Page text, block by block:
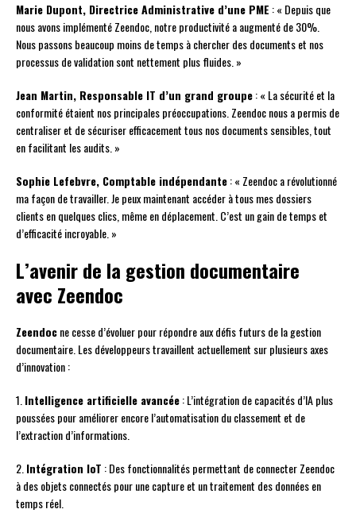
Marie Dupont, Directrice Administrative d’une PME : « Depuis que
nous avons implémenté Zeendoc, notre productivité a augmenté de 30%.
Nous passons beaucoup moins de temps à chercher des documents et nos
processus de validation sont nettement plus fluides. »
Jean Martin, Responsable IT d’un grand groupe: « La sécurité et la
conformité étaient nos principales préoccupations. Zeendoc nous a permis de
centraliser et de sécuriser efficacement tous nos documents sensibles, tout
en facilitant les audits. »
Sophie Lefebvre, Comptable indépendante: « Zeendoc a révolutionné
ma façon de travailler. Je peux maintenant accéder à tous mes dossiers
clients en quelques clics, même en déplacement. C’est un gain de temps et
d’efficacité incroyable. »
L’avenir de la gestion documentaire
avec Zeendoc
Zeendocne cesse d’évoluer pour répondre aux défis futurs de la gestion
documentaire. Les développeurs travaillent actuellement sur plusieurs axes
d’innovation :
1.Intelligence artificielle avancée: L’intégration de capacités d’IA plus
poussées pour améliorer encore l’automatisation du classement et de
l’extraction d’informations.
2.Intégration IoT : Des fonctionnalités permettant de connecter Zeendoc
à des objets connectés pour une capture et un traitement des données en
temps réel.